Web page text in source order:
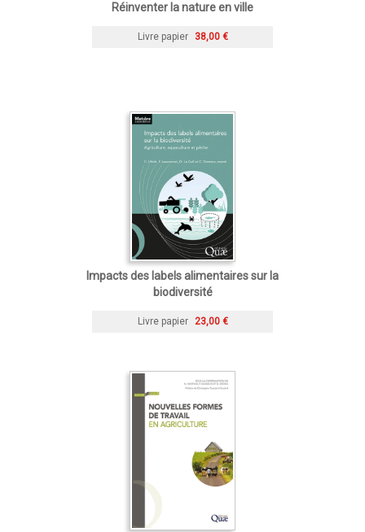
Réinventer la nature en ville
Livre papier 38,00 €
Impacts des labels alimentaires sur la
biodiversité
Livre papier 23,00 €